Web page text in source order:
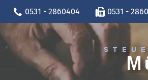
0531 - 2860404 0531 -